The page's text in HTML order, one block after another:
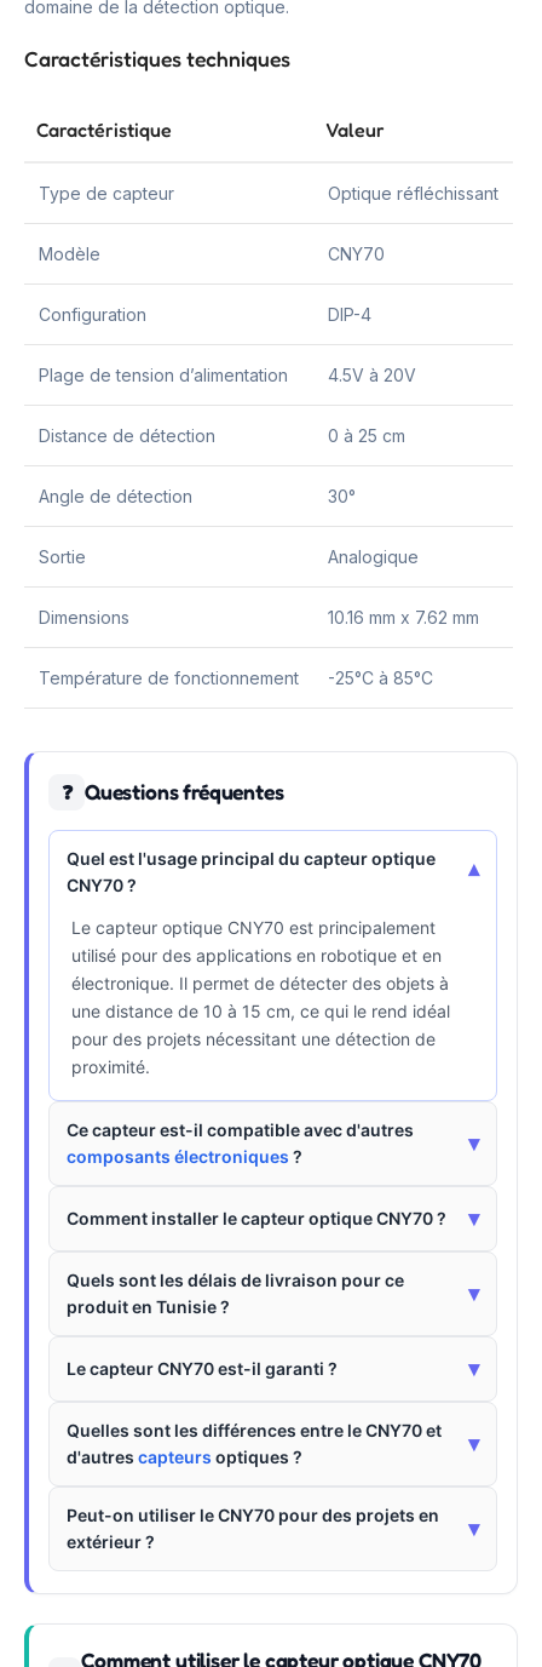
domaine de la détection optique.
Caractéristiques techniques
Caractéristique Valeur
Type de capteur Optique réfléchissant
Modèle CNY70
Configuration DIP-4
Plage de tension d’alimentation 4.5V à 20V
Distance de détection 0 à 25 cm
Angle de détection 30°
Sortie Analogique
Dimensions 10.16 mm x 7.62 mm
Température de fonctionnement -25°C à 85°C
❓ Questions fréquentes
Quel est l'usage principal du capteur optique
CNY70 ?
▾
Le capteur optique CNY70 est principalement
utilisé pour des applications en robotique et en
électronique. Il permet de détecter des objets à
une distance de 10 à 15 cm, ce qui le rend idéal
pour des projets nécessitant une détection de
proximité.
Ce capteur est-il compatible avec d'autres
composants électroniques ?
▾
Comment installer le capteur optique CNY70 ? ▾
Quels sont les délais de livraison pour ce
produit en Tunisie ?
▾
Le capteur CNY70 est-il garanti ? ▾
Quelles sont les différences entre le CNY70 et
d'autres capteurs optiques ?
▾
Peut-on utiliser le CNY70 pour des projets en
extérieur ?
▾
Comment utiliser le capteur optique CNY70